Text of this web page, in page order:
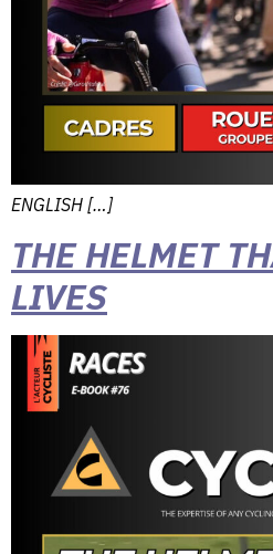
ENGLISH […]
THE HELMET
LIVES